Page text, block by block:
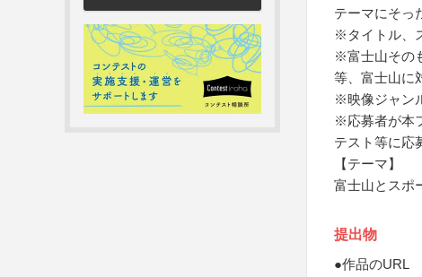
テーマにそっ
※タイトル、
※富士山その
等、富士山に
※映像ジャン
※応募者が本
テスト等に応
【テーマ】
富士山とスポ
提出物
●作品のURL